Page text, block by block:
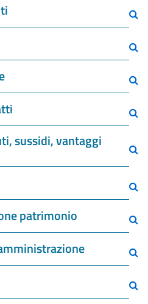
sussidi, vantaggi
patrimonio